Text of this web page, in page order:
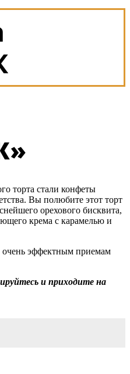
торта стали конфеты
Вы полюбите этот торт
орехового бисквита,
крема с карамелью и
эффектным приемам
и приходите на